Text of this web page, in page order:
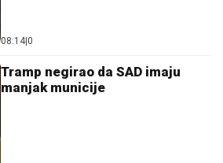
08:14 0
Tramp negirao da SAD imaju
manjak municije